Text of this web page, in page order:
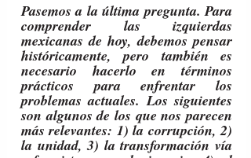
Pasemos a la última pregunta. Para
comprender las izquierdas
mexicanas de hoy, debemos pensar
históricamente, pero también es
necesario hacerlo en términos
prácticos para enfrentar los
problemas actuales. Los siguientes
son algunos de los que nos parecen
más relevantes: 1) la corrupción, 2)
la unidad, 3) la transformación vía